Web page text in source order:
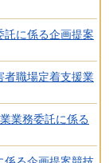
託に係る企画提案
者職場定着支援業
業務委託に係る